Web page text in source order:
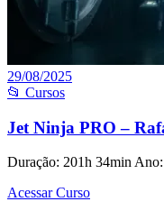
29/08/2025
📂 Cursos
Jet Ninja PRO –
Duração: 201h 34min
Acessar Curso